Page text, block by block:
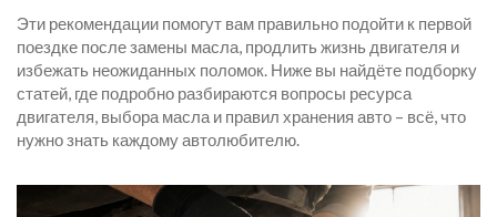
Эти рекомендации помогут вам правильно подойти к первой
поездке после замены масла, продлить жизнь двигателя и
избежать неожиданных поломок. Ниже вы найдёте подборку
статей, где подробно разбираются вопросы ресурса
двигателя, выбора масла и правил хранения авто – всё, что
нужно знать каждому автолюбителю.